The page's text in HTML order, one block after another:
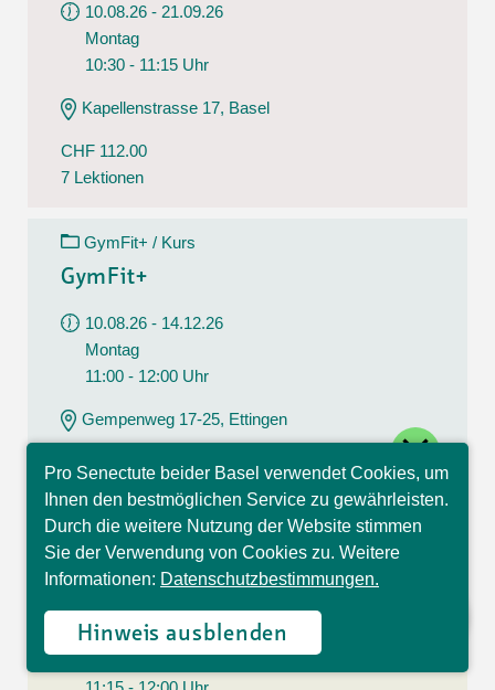
10.08.26 - 21.09.26
Montag
10:30 - 11:15 Uhr
Kapellenstrasse 17, Basel
CHF 112.00
7 Lektionen
GymFit+ / Kurs
GymFit+
10.08.26 - 14.12.26
Montag
11:00 - 12:00 Uhr
Gempenweg 17-25, Ettingen
CHF 204.00
17 Lektionen
AquaGym / Kurs
AquaGym
10.08.26 - 21.09.26
Montag
Pro Senectute beider Basel verwendet Cookies, um
Ihnen den bestmöglichen Service zu gewährleisten.
Durch die weitere Nutzung der Website stimmen
Sie der Verwendung von Cookies zu. Weitere
Informationen: Datenschutzbestimmungen.
Hinweis ausblenden
Hallo, ich bin Sophia und
beantworte gerne Ihre
Fragen.
close